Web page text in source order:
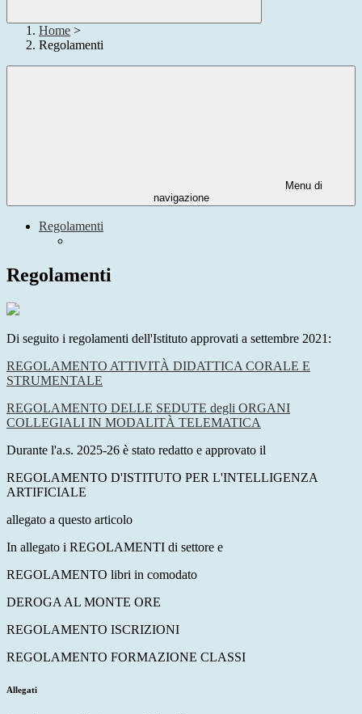
Home >
Regolamenti
Menu di
navigazione
Regolamenti
Regolamenti
Di seguito i regolamenti dell'Istituto approvati a settembre 2021:
REGOLAMENTO ATTIVITÀ DIDATTICA CORALE E
STRUMENTALE
REGOLAMENTO DELLE SEDUTE degli ORGANI
COLLEGIALI IN MODALITÀ TELEMATICA
Durante l'a.s. 2025-26 è stato redatto e approvato il
REGOLAMENTO D'ISTITUTO PER L'INTELLIGENZA
ARTIFICIALE
allegato a questo articolo
In allegato i REGOLAMENTI di settore e
REGOLAMENTO libri in comodato
DEROGA AL MONTE ORE
REGOLAMENTO ISCRIZIONI
REGOLAMENTO FORMAZIONE CLASSI
Allegati